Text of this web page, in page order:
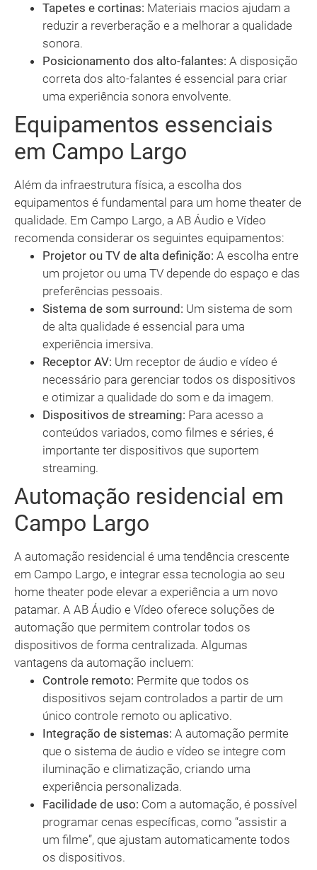
Tapetes e cortinas: Materiais macios ajudam a
reduzir a reverberação e a melhorar a qualidade
sonora.
Posicionamento dos alto-falantes: A disposição
correta dos alto-falantes é essencial para criar
uma experiência sonora envolvente.
Equipamentos essenciais
em Campo Largo
Além da infraestrutura física, a escolha dos
equipamentos é fundamental para um home theater de
qualidade. Em Campo Largo, a AB Áudio e Vídeo
recomenda considerar os seguintes equipamentos:
Projetor ou TV de alta definição: A escolha entre
um projetor ou uma TV depende do espaço e das
preferências pessoais.
Sistema de som surround: Um sistema de som
de alta qualidade é essencial para uma
experiência imersiva.
Receptor AV: Um receptor de áudio e vídeo é
necessário para gerenciar todos os dispositivos
e otimizar a qualidade do som e da imagem.
Dispositivos de streaming: Para acesso a
conteúdos variados, como filmes e séries, é
importante ter dispositivos que suportem
streaming.
Automação residencial em
Campo Largo
A automação residencial é uma tendência crescente
em Campo Largo, e integrar essa tecnologia ao seu
home theater pode elevar a experiência a um novo
patamar. A AB Áudio e Vídeo oferece soluções de
automação que permitem controlar todos os
dispositivos de forma centralizada. Algumas
vantagens da automação incluem:
Controle remoto: Permite que todos os
dispositivos sejam controlados a partir de um
único controle remoto ou aplicativo.
Integração de sistemas: A automação permite
que o sistema de áudio e vídeo se integre com
iluminação e climatização, criando uma
experiência personalizada.
Facilidade de uso: Com a automação, é possível
programar cenas específicas, como “assistir a
um filme”, que ajustam automaticamente todos
os dispositivos.